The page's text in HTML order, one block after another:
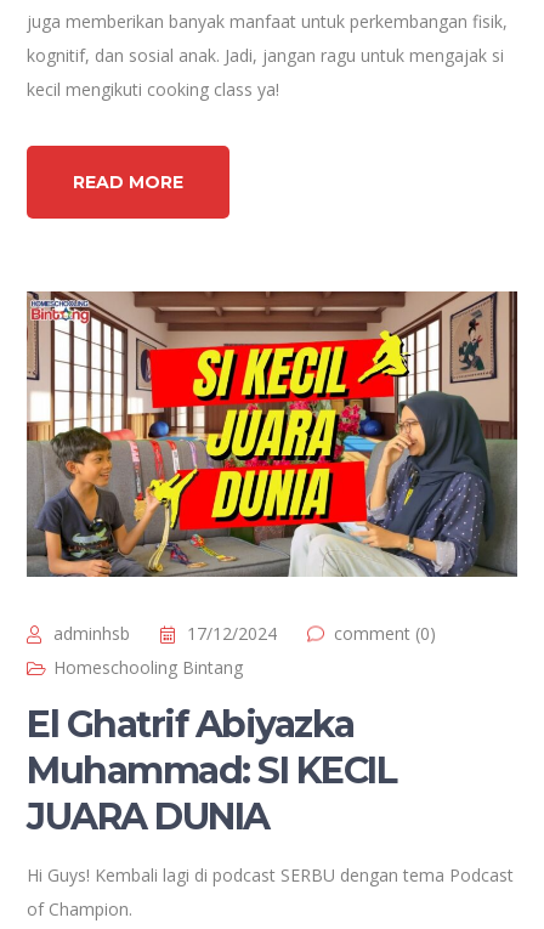
juga memberikan banyak manfaat untuk perkembangan fisik,
kognitif, dan sosial anak. Jadi, jangan ragu untuk mengajak si
kecil mengikuti cooking class ya!
READ MORE
adminhsb 17/12/2024
comment (0)
Homeschooling Bintang
El Ghatrif Abiyazka
Muhammad: SI KECIL
JUARA DUNIA
Hi Guys! Kembali lagi di podcast SERBU dengan tema Podcast
of Champion.